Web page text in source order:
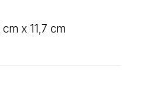
x 11,7 cm